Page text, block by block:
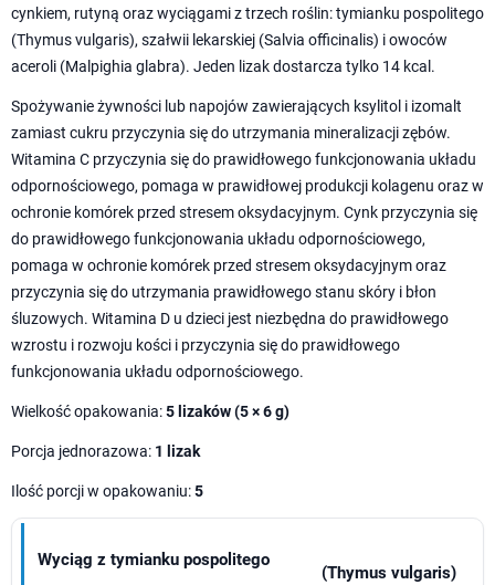
cynkiem, rutyną oraz wyciągami z trzech roślin: tymianku pospolitego
(Thymus vulgaris), szałwii lekarskiej (Salvia officinalis) i owoców
aceroli (Malpighia glabra). Jeden lizak dostarcza tylko 14 kcal.
Spożywanie żywności lub napojów zawierających ksylitol i izomalt
zamiast cukru przyczynia się do utrzymania mineralizacji zębów.
Witamina C przyczynia się do prawidłowego funkcjonowania układu
odpornościowego, pomaga w prawidłowej produkcji kolagenu oraz w
ochronie komórek przed stresem oksydacyjnym. Cynk przyczynia się
do prawidłowego funkcjonowania układu odpornościowego,
pomaga w ochronie komórek przed stresem oksydacyjnym oraz
przyczynia się do utrzymania prawidłowego stanu skóry i błon
śluzowych. Witamina D u dzieci jest niezbędna do prawidłowego
wzrostu i rozwoju kości i przyczynia się do prawidłowego
funkcjonowania układu odpornościowego.
Wielkość opakowania:5 lizaków (5 × 6 g)
Porcja jednorazowa: 1 lizak
Ilość porcji w opakowaniu:5
Wyciąg z tymianku pospolitego
(Thymus vulgaris)